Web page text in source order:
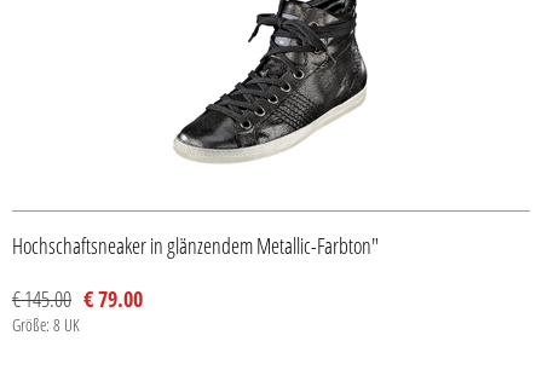
Hochschaftsneaker in glänzendem Metallic-Farbton"
€ 145.00 € 79.00
Größe: 8 UK